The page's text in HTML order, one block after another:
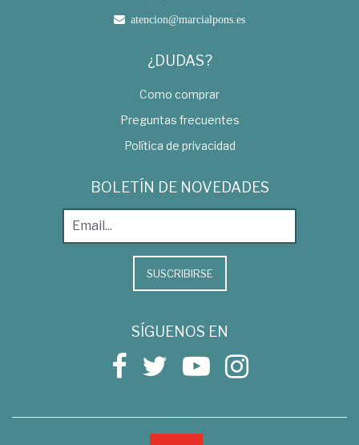
atencion@marcialpons.es
¿DUDAS?
Como comprar
Preguntas frecuentes
Política de privacidad
BOLETÍN DE NOVEDADES
SUSCRIBIRSE
SÍGUENOS EN